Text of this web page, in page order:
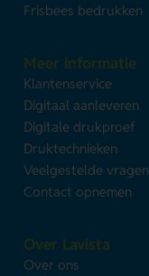
Frisbees bedrukken
Meer informatie
Klantenservice
Digitaal aanleveren
Digitale drukproef
Druktechnieken
Veelgestelde vragen
Contact opnemen
Over Lavista
Over ons